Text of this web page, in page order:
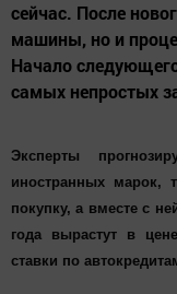
сейчас. После
машины, но и
Начало
самых непростых
Эксперты
иностранных марок,
покупку, а вместе с
года вырастут в
ставки по